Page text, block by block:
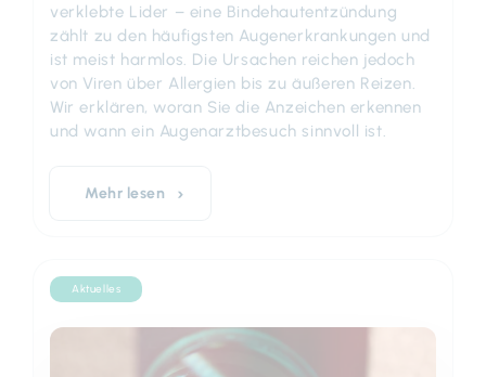
verklebte Lider – eine Bindehautentzündung
zählt zu den häufigsten Augenerkrankungen und
ist meist harmlos. Die Ursachen reichen jedoch
von Viren über Allergien bis zu äußeren Reizen.
Wir erklären, woran Sie die Anzeichen erkennen
und wann ein Augenarztbesuch sinnvoll ist.
Mehr lesen
Aktuelles